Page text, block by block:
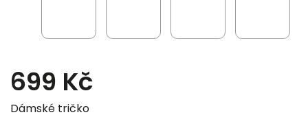
699 Kč
Dámské tričko